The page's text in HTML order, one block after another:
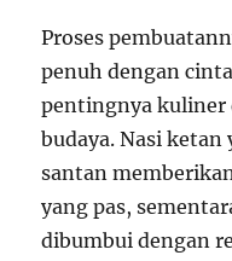
Proses
penuh dengan
pentingnya kuliner
budaya. Nasi ketan
santan
yang pas,
dibumbui dengan